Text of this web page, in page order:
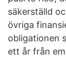
säkerställd
övriga
obligationen
ett år från